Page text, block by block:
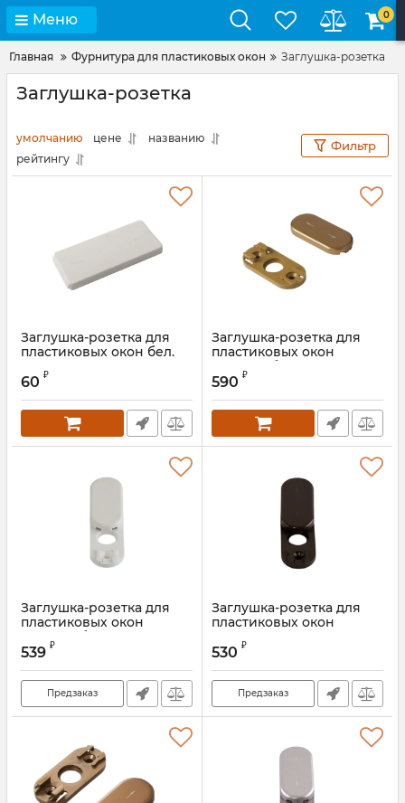
Меню 0
Главная Фурнитура для пластиковых окон Заглушка-розетка
Заглушка-розетка
умолчанию цене
названию
рейтингу
Фильтр
Заглушка-розетка для
пластиковых окон бел.
Артикул:
60 ₽
Заглушка-розетка для
пластиковых окон
Rotoline бронза
Артикул:
590 ₽
Заглушка-розетка для
пластиковых окон
Rotoline бел.
Артикул:
539 ₽
Предзаказ
Заглушка-розетка для
пластиковых окон
Артикул:
530 ₽
Предзаказ